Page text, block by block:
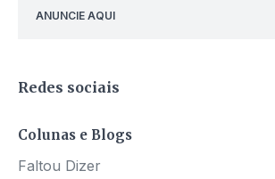
ANUNCIE AQUI
Redes sociais
Colunas e Blogs
Faltou Dizer